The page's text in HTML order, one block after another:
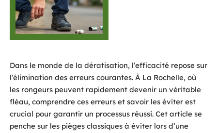
Dans le monde de la dératisation, l’efficacité repose sur
l’élimination des erreurs courantes. À La Rochelle, où
les rongeurs peuvent rapidement devenir un véritable
fléau, comprendre ces erreurs et savoir les éviter est
crucial pour garantir un processus réussi. Cet article se
penche sur les pièges classiques à éviter lors d’une